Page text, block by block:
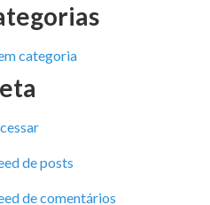
categoria
de posts
de comentários